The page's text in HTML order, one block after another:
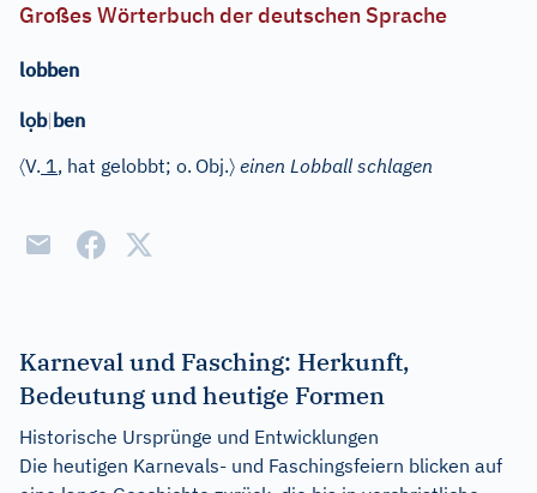
Großes Wörterbuch der deutschen Sprache
lobben
lọb|ben
〈V. 1, hat gelobbt; o. Obj.〉 einen Lobball schlagen
Karneval und Fasching: Herkunft,
Bedeutung und heutige Formen
Historische Ursprünge und Entwicklungen
Die heutigen Karnevals- und Faschingsfeiern blicken auf